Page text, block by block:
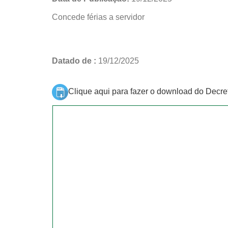
Concede férias a servidor
Datado de : 19/12/2025
Clique aqui para fazer o download do